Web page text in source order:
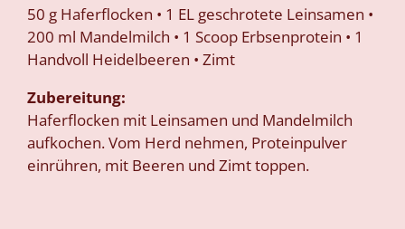
50 g Haferflocken • 1 EL geschrotete Leinsamen •
200 ml Mandelmilch • 1 Scoop Erbsenprotein • 1
Handvoll Heidelbeeren • Zimt
Zubereitung:
Haferflocken mit Leinsamen und Mandelmilch
aufkochen. Vom Herd nehmen, Proteinpulver
einrühren, mit Beeren und Zimt toppen.